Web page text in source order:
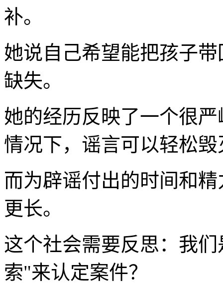
补。
她说自己希望能把孩子
缺失。
她的经历反映了一个很
情况下，谣言可以轻松
而为辟谣付出的时间和
更长。
这个社会需要反思：我
索"来认定案件？